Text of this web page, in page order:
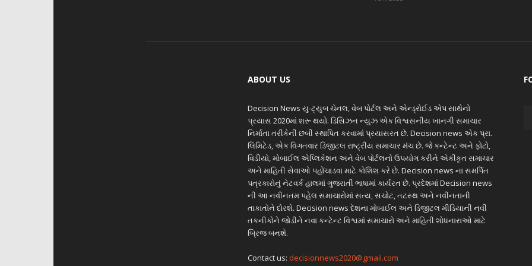
ABOUT US
Decision News યુ-ટ્યુબ ચેનલ, વેબ પોર્ટલ અને એન્ડ્રોઈડ એપ સાથેનો
પ્રયાસ 2020માં શરૂ થયો. ડિસિઝન ન્યુઝ એક વિશ્વસનીય ખાનગી સમાચાર
નિર્માતા તરીકેની છબી સ્થાપિત કરવામાં પ્રયાસરત છે. Decision news એક પ્રા.
લિમિટેડ, એક વિગતવાર ડિજીટલ રાષ્ટ્રીય સમાચાર મંચ છે. જે કન્ટેન્ટ અને ફોટો,
વિડીયો, મોબાઈલ એપ્લિકેશન અને વેબ પોર્ટલનો ઉપયોગ કરીને એકીકૃત સમાચાર
અને માહિતી સેવાઓ પહોંચાડવા માટે કોશિશ કરે છે. Decision news ના સમર્પિત
પત્રકારોનું નેટવર્ક હાલમાં ગુજરાતી ભાષામાં કાર્યરત છે. પ્રદેશમાં Decision news
ની આ નવીનતમ પહેલ સમાચારોમાં સત્ય, સચોટ, તટસ્થ અને નવીનતાની
તાકાતોને દોરશે. Decision news દેશના મોબાઈલ અને ડિજીટલ મીડિયાની નવી
તકનીકોને જોડીને નવા કન્ટેન્ટ વિશ્વમાં સમાચારો અને માહિતી શોધનારાઓ માટે
બ્રિજ બનશે.
Contact us: decisionnews2020@gmail.com